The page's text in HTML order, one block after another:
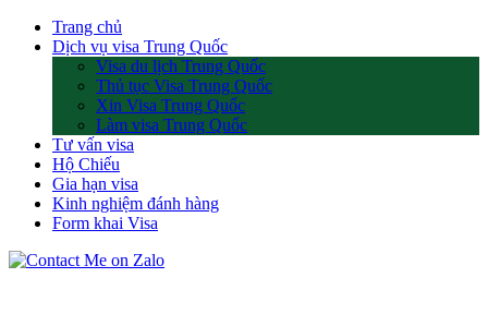
Trang chủ
Dịch vụ visa Trung Quốc
Visa du lịch Trung Quốc
Thủ tục Visa Trung Quốc
Xin Visa Trung Quốc
Làm visa Trung Quốc
Tư vấn visa
Hộ Chiếu
Gia hạn visa
Kinh nghiệm đánh hàng
Form khai Visa